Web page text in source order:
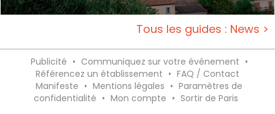
Tous les guides : News >
Publicité • Communiquez sur votre événement •
Référencez un établissement • FAQ / Contact
Manifeste • Mentions légales • Paramètres de
confidentialité • Mon compte • Sortir de Paris